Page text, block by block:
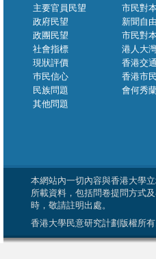
主要官員民望
政府民望
政團民望
社會指標
現狀評價
巿民信心
民族問題
其他問題
市民對
新聞自
市民對
港人大
香港交
香港市
會何秀
本網站內一切內容與香港大學
所載資料，包括問卷提問方式
時，敬請註明出處。
香港大學民意研究計劃版權所有